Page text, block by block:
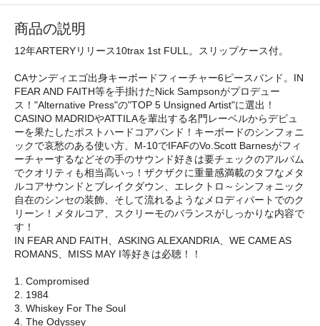
商品の説明
12年ARTERYリリース10trax 1st FULL。スリップケース付。
CAサンディエゴ出身キーボードフィーチャー6ピースバンド。IN
FEAR AND FAITH等を手掛けたNick Sampsonがプロデュー
ス！"Alternative Press"の"TOP 5 Unsigned Artist"に選出！
CASINO MADRIDやATTILAを輩出する名門レーベルからデビュ
ーを果たしたポストハードコアバンド！キーボードのシンフォニ
ックで哀愁のある使い方、M-10でIFAFのVo.Scott Barnesがフィ
ーチャーするなどその手のサウンド好きは要チェックのアルバム
でクオリティも相当高いっ！ザクザクに重量感満載のタフなメタ
ルコアサウンドとブレイクダウン、エレクトロ～シンフォニック
自在のシンセの装飾、そして流れるようなメロディパートでのク
リーン！メタルコア、スクリーモのバランスがしっかりな内容で
す！
IN FEAR AND FAITH、ASKING ALEXANDRIA、WE CAME AS
ROMANS、MISS MAY I等好きは必聴！！
1. Compromised
2. 1984
3. Whiskey For The Soul
4. The Odyssey